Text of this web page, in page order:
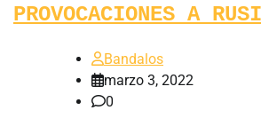
PROVOCACIONES A
Bandalos
marzo 3, 2022
0